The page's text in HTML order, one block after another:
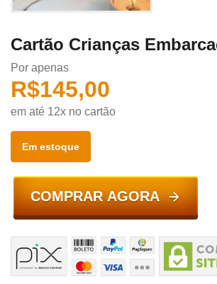
Cartão Crianças
Por apenas
R$145,00
em até 12x no cartão
Em estoque
COMPRAR AGORA